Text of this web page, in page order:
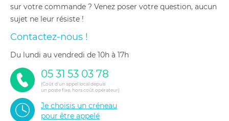
sur votre commande ? Venez poser votre question, aucun
sujet ne leur résiste !
Contactez-nous !
du lundi au vendredi de 10h à 17h
05 31 53 03 78
(Coût d'un appel local depuis
un poste fixe, hors coût opérateur)
Je choisis un créneau
pour être appelé